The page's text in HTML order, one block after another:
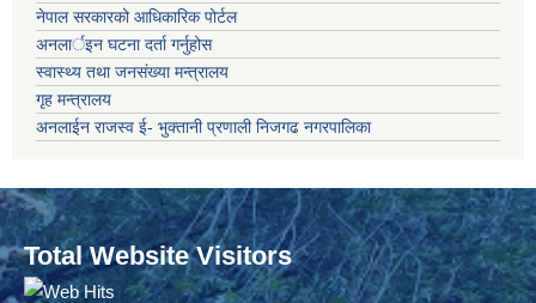
नेपाल सरकारको आधिकारिक पोर्टल
अनलार्इन घटना दर्ता गर्नुहोस
स्वास्थ्य तथा जनसंख्या मन्त्रालय
गृह मन्त्रालय
अनलाईन राजस्व ई- भुक्तानी प्रणाली निजगढ नगरपालिका
Total Website Visitors